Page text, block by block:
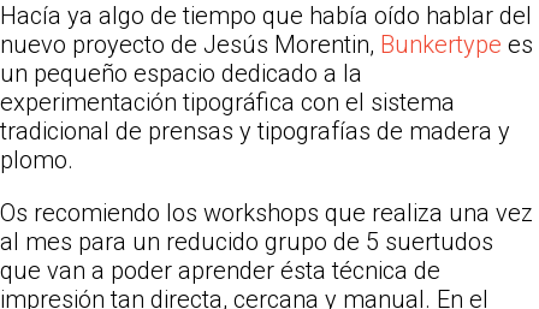
Hacía ya algo de tiempo que había oído hablar del
nuevo proyecto de Jesús Morentin, Bunkertype es
un pequeño espacio dedicado a la
experimentación tipográfica con el sistema
tradicional de prensas y tipografías de madera y
plomo.
Os recomiendo los workshops que realiza una vez
al mes para un reducido grupo de 5 suertudos
que van a poder aprender ésta técnica de
impresión tan directa, cercana y manual. En el